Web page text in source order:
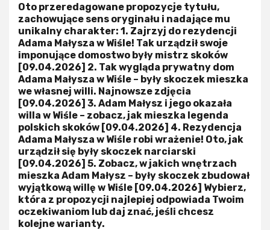
Oto przeredagowane propozycje tytułu,
zachowujące sens oryginału i nadające mu
unikalny charakter: 1. Zajrzyj do rezydencji
Adama Małysza w Wiśle! Tak urządził swoje
imponujące domostwo były mistrz skoków
[09.04.2026] 2. Tak wygląda prywatny dom
Adama Małysza w Wiśle – były skoczek mieszka
we własnej willi. Najnowsze zdjęcia
[09.04.2026] 3. Adam Małysz i jego okazała
willa w Wiśle – zobacz, jak mieszka legenda
polskich skoków [09.04.2026] 4. Rezydencja
Adama Małysza w Wiśle robi wrażenie! Oto, jak
urządził się były skoczek narciarski
[09.04.2026] 5. Zobacz, w jakich wnętrzach
mieszka Adam Małysz – były skoczek zbudował
wyjątkową willę w Wiśle [09.04.2026] Wybierz,
która z propozycji najlepiej odpowiada Twoim
oczekiwaniom lub daj znać, jeśli chcesz
kolejne warianty.